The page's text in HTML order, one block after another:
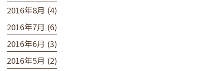
2016年8月 (4)
2016年7月 (6)
2016年6月 (3)
2016年5月 (2)